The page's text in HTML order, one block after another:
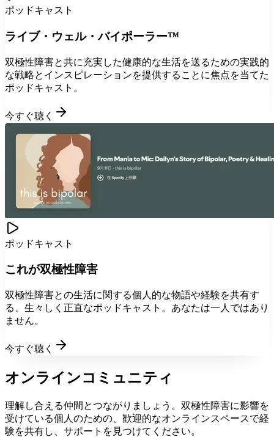
ポッドキャスト
ライブ・ウェル・バイポーラー™
双極性障害と共に充実した健康的な生活を送るための実践的
な戦略とインスピレーションを提供することに焦点を当てた
ポッドキャスト。
今すぐ聴く
ポッドキャスト
これが双極性障害
双極性障害との生活に関する個人的な物語や経験を共有す
る、生々しく正直なポッドキャスト。あなたは一人ではあり
ません。
今すぐ聴く
オンラインコミュニティ
理解し合える仲間とつながりましょう。双極性障害に影響を
受けている個人のための、歓迎的なオンラインスペースで経
験を共有し、サポートを見つけてください。